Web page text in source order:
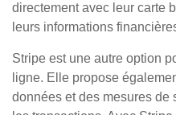
directement avec leur carte
leurs informations
Stripe est une autre option
ligne. Elle propose
données et des mesures de